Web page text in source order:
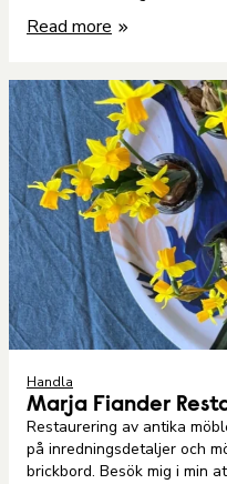
Read more
Handla
Marja Fiander
Restaurering av antika
på inredningsdetaljer och
brickbord. Besök mig i min